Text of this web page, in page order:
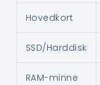
Hovedkort
SSD/Harddisk
RAM-minne